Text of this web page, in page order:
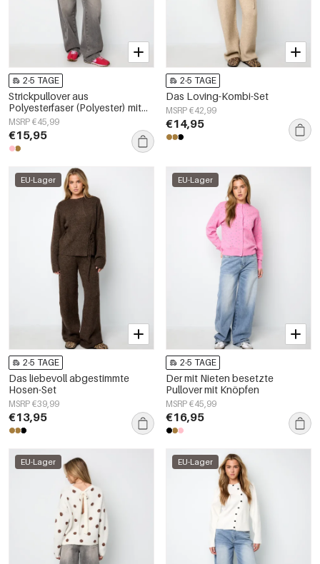
2-5 TAGE
Strickpullover aus
Polyesterfaser (Polyester) mit
Streifen, Herbst-/Winterkleidung
MSRP €45,99
€15,95
2-5 TAGE
Das Loving-Kombi-Set
MSRP €42,99
€14,95
EU-Lager
2-5 TAGE
Das liebevoll abgestimmte
Hosen-Set
MSRP €39,99
€13,95
EU-Lager
2-5 TAGE
Der mit Nieten besetzte
Pullover mit Knöpfen
MSRP €45,99
€16,95
EU-Lager EU-Lager